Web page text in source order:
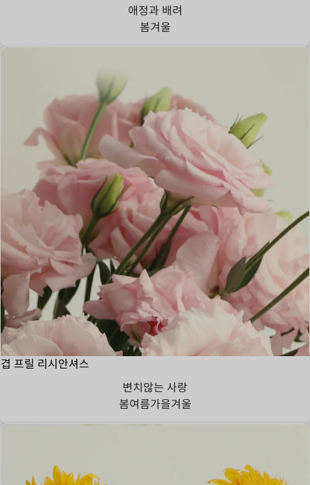
애정과 배려
봄겨울
겹 프릴 리시안셔스
변치않는 사랑
봄여름가을겨울